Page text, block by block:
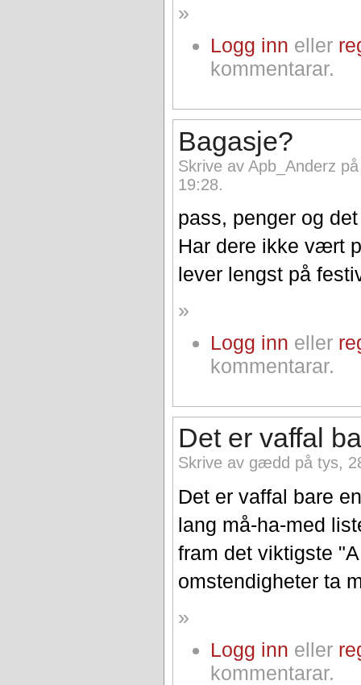
»
Logg inn eller
kommentarar.
Bagasje?
Skrive av Apb_Anderz
19:28.
pass, penger og
Har dere ikke vært
lever lengst på
»
Logg inn eller
kommentarar.
Det er vaffal
Skrive av gædd på tys,
Det er vaffal bare
lang må-ha-med
fram det viktigste
omstendigheter ta
»
Logg inn eller
kommentarar.